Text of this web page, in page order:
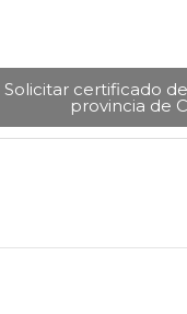
Solicitar certificado
provincia de